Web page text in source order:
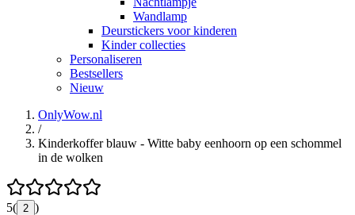
Wandlamp
Deurstickers voor kinderen
Kinder collecties
Personaliseren
Bestsellers
Nieuw
OnlyWow.nl
/
Kinderkoffer blauw - Witte baby eenhoorn op een schommel
in de wolken
5( 2 )